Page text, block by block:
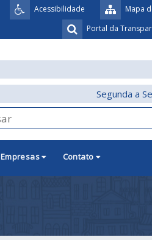
Mapa
Acessibilidade
Portal da
Segunda a
Empresas Contato